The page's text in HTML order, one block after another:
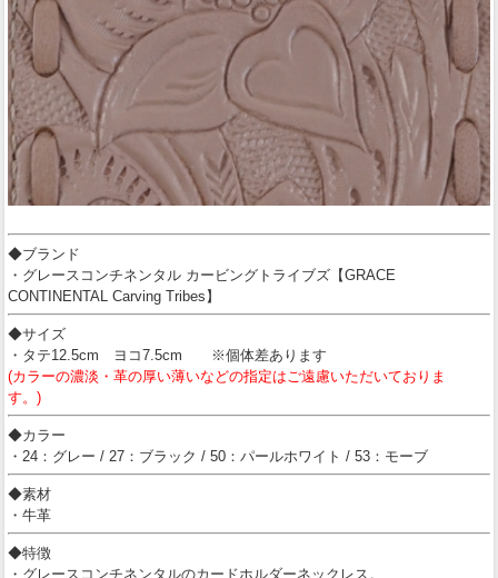
◆ブランド
・グレースコンチネンタル カービングトライブズ【GRACE
CONTINENTAL Carving Tribes】
◆サイズ
・タテ12.5cm ヨコ7.5cm ※個体差あります
(カラーの濃淡・革の厚い薄いなどの指定はご遠慮いただいておりま
す。)
◆カラー
・24：グレー / 27：ブラック / 50：パールホワイト / 53：モーブ
◆素材
・牛革
◆特徴
・グレースコンチネンタルのカードホルダーネックレス。